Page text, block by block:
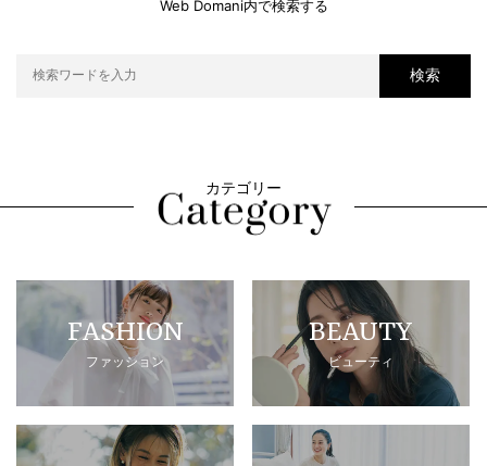
Web Domani内で検索する
検索
カテゴリー
FASHION
ファッション
BEAUTY
ビューティ